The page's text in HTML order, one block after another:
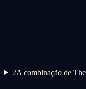
2A combinação de